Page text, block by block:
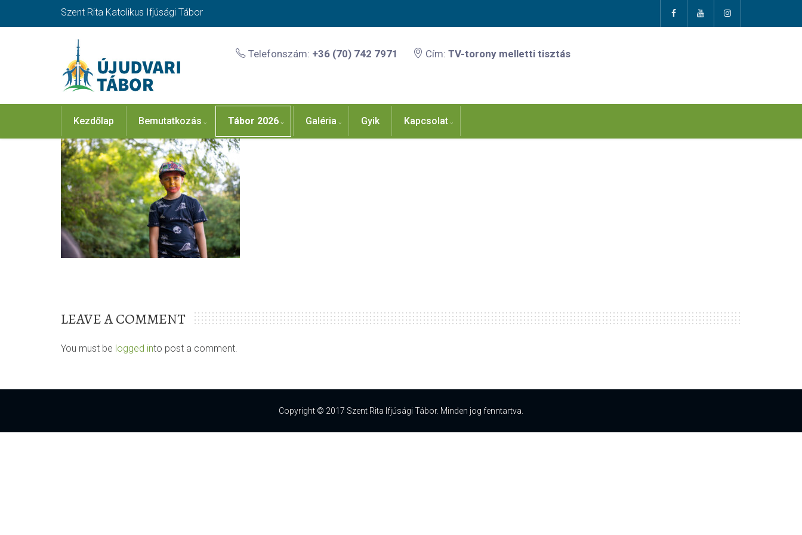
Szent Rita Katolikus Ifjúsági Tábor
Telefonszám: +36 (70) 742 7971 Cím: TV-torony melletti tisztás
Kezdőlap Bemutatkozás Tábor 2026 Galéria Gyik Kapcsolat
LEAVE A COMMENT
You must be logged into post a comment.
Copyright © 2017 Szent Rita Ifjúsági Tábor. Minden jog fenntartva.